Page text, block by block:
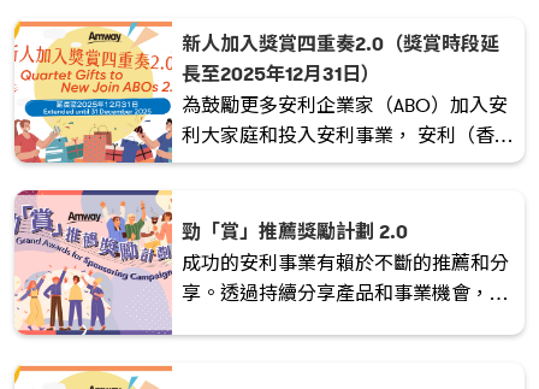
（The Art of Pitching: The Power of
Storytelling）工作坊。參加者更可親身
體驗一整天的大學校園生活！
新人加入獎賞四重奏2.0（獎賞時段延
長至2025年12月31日）
為鼓勵更多安利企業家（ABO）加入安
利大家庭和投入安利事業， 安利（香
港）特別於2024/2025考評年度推出
劃！由於計劃深受好評，決定延長迎新
優惠時段至2025年12月31日。
勁「賞」推薦獎勵計劃 2.0
成功的安利事業有賴於不斷的推薦和分
享。透過持續分享產品和事業機會，我